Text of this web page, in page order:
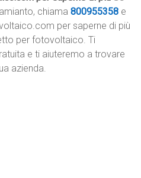
chiama800955358 e
per saperne di più
per fotovoltaico. Ti
e ti aiuteremo a trovare
azienda.